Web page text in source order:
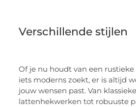
Verschillende stijlen
Of je nu houdt van een
iets moderns zoekt, er is altijd
jouw wensen past. Van klassieke
lattenhekwerken tot robuuste